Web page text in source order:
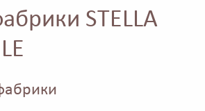
STELLA